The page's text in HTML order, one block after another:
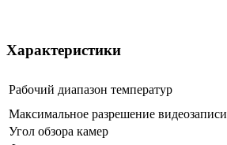
Характеристики
Рабочий диапазон температур
Максимальное разрешение видеозаписи
Угол обзора камер